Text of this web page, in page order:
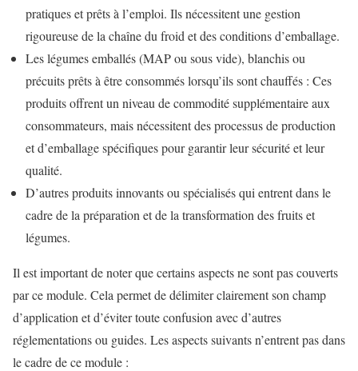
pratiques et prêts à l’emploi. Ils nécessitent une gestion
rigoureuse de la chaîne du froid et des conditions d’emballage.
Les légumes emballés (MAP ou sous vide), blanchis ou
précuits prêts à être consommés lorsqu’ils sont chauffés : Ces
produits offrent un niveau de commodité supplémentaire aux
consommateurs, mais nécessitent des processus de production
et d’emballage spécifiques pour garantir leur sécurité et leur
qualité.
D’autres produits innovants ou spécialisés qui entrent dans le
cadre de la préparation et de la transformation des fruits et
légumes.
Il est important de noter que certains aspects ne sont pas couverts
par ce module. Cela permet de délimiter clairement son champ
d’application et d’éviter toute confusion avec d’autres
réglementations ou guides. Les aspects suivants n’entrent pas dans
le cadre de ce module :